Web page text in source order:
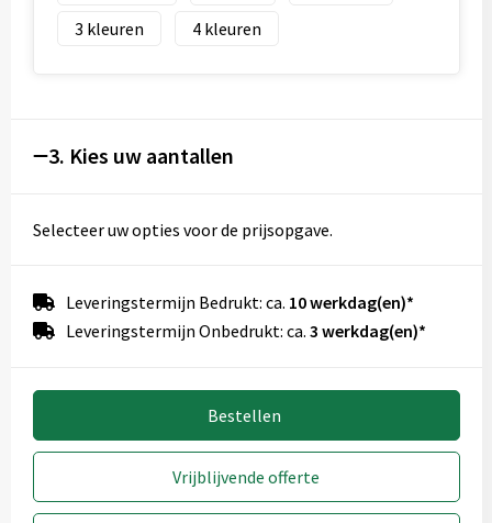
3
4
3. Kies uw aantallen
Selecteer uw opties voor de prijsopgave.
Leveringstermijn Bedrukt: ca. 10 werkdag(en)*
Leveringstermijn Onbedrukt: ca. 3 werkdag(en)*
Bestellen
Vrijblijvende offerte